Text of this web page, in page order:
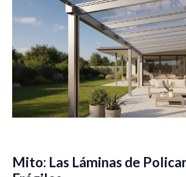
Mito: Las Láminas de